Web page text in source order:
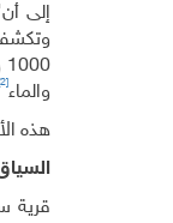
إلى أن"12% من سكان القرى غير المعترف بها هم مرضى بأمراض مزمنة يحتاجون للكهرباء من أجل أجهزة أو
والماء[2]
هذه
قرية